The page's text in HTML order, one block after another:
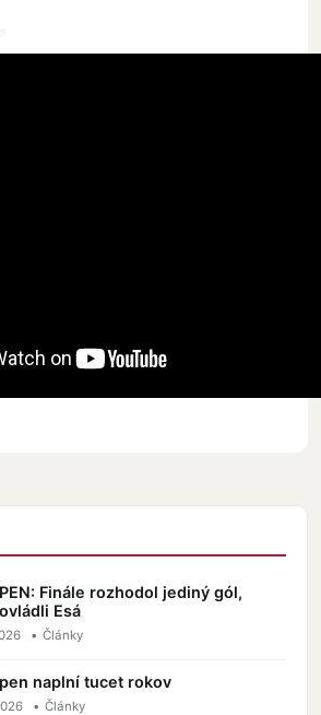
Finále rozhodol jediný gól,
Esá
• Články
naplní tucet rokov
• Články